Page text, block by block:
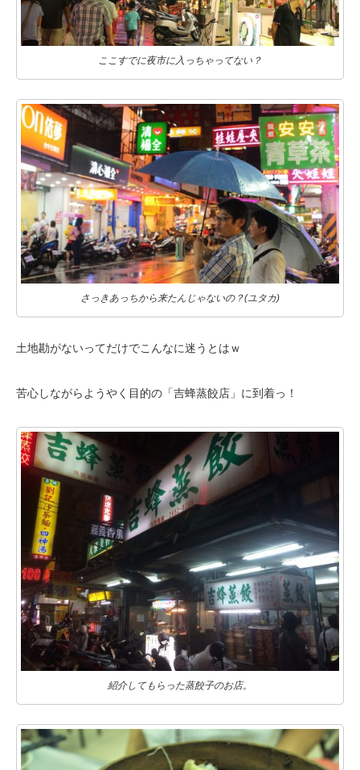
ここすでに夜市に入っちゃってない？
さっきあっちから来たんじゃないの？(ユタカ)
土地勘がないってだけでこんなに迷うとはｗ
苦心しながらようやく目的の「吉蜂蒸餃店」に到着っ！
紹介してもらった蒸餃子のお店。